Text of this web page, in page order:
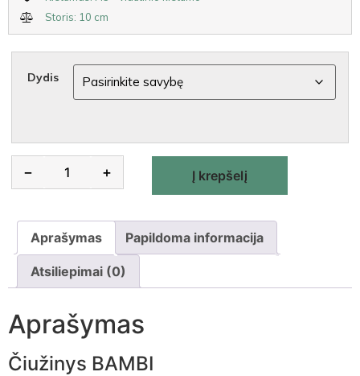
Storis: 10 cm
Dydis
− + Į krepšelį
Aprašymas Papildoma informacija
Atsiliepimai (0)
Aprašymas
Čiužinys BAMBI